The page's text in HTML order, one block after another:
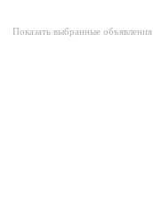
Показать выбранные объявления